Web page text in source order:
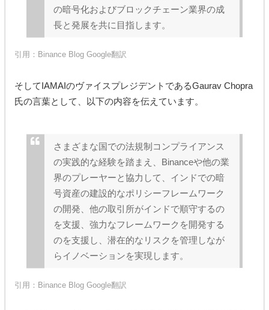
の暗号化およびブロックチェーン業界の成
長と発展を共に目指します。
引用： Binance BlogGoogle翻訳
そしてIAMAIのヴァイスプレジデントであるGaurav Chopra
氏の言葉として、以下の内容を伝えています。
さまざまな国での法規制コンプライアンス
の実践的な経験を踏まえ、Binanceや他の業
界のプレーヤーと協力して、インドでの暗
号資産の建設的なポリシーフレームワーク
の開発、他の取引所がインドで順守するの
を支援、強力なフレームワークを開発する
のを支援し、潜在的なリスクを管理しなが
らイノベーションを実現します。
引用： Binance BlogGoogle翻訳